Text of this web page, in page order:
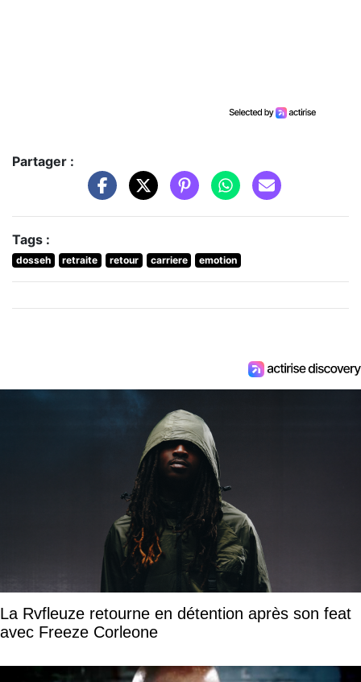
Partager :
Tags :
dosseh retraite retour carriere emotion
La Rvfleuze retourne en détention après son feat
avec Freeze Corleone